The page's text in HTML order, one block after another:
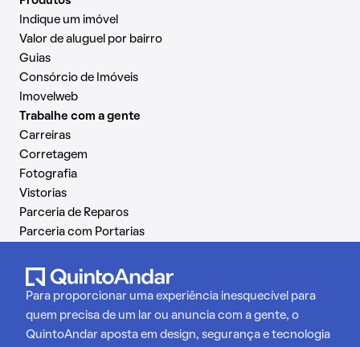
Indique um imóvel
Valor de aluguel por bairro
Guias
Consórcio de Imóveis
Imovelweb
Trabalhe com a gente
Carreiras
Corretagem
Fotografia
Vistorias
Parceria de Reparos
Parceria com Portarias
Para proporcionar uma experiência inesquecível para
quem precisa de um lar ou anuncia com a gente, o
QuintoAndar aposta em design, segurança e tecnologia